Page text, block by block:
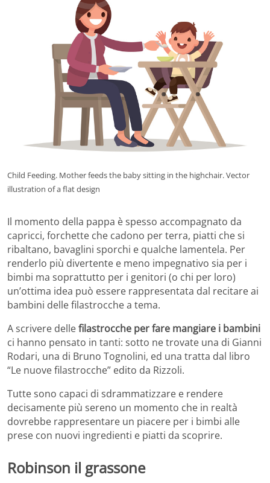
Child Feeding. Mother feeds the baby sitting in the highchair. Vector
illustration of a flat design
Il momento della pappa è spesso accompagnato da
capricci, forchette che cadono per terra, piatti che si
ribaltano, bavaglini sporchi e qualche lamentela. Per
renderlo più divertente e meno impegnativo sia per i
bimbi ma soprattutto per i genitori (o chi per loro)
un’ottima idea può essere rappresentata dal recitare ai
bambini delle filastrocche a tema.
A scrivere dellefilastrocche per fare mangiare i bambini
ci hanno pensato in tanti: sotto ne trovate una di Gianni
Rodari, una di Bruno Tognolini, ed una tratta dal libro
“Le nuove filastrocche” edito da Rizzoli.
Tutte sono capaci di sdrammatizzare e rendere
decisamente più sereno un momento che in realtà
dovrebbe rappresentare un piacere per i bimbi alle
prese con nuovi ingredienti e piatti da scoprire.
Robinson il grassone